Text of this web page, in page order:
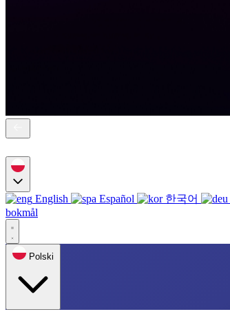
English Español 한국어
bokmål
Polski